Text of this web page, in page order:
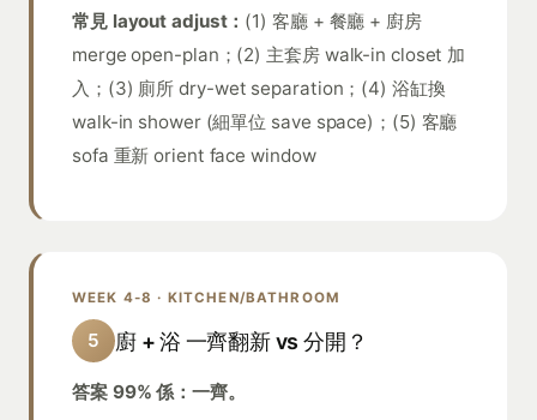
常見 layout adjust： (1) 客廳 + 餐廳 + 廚房
merge open-plan；(2) 主套房 walk-in closet 加
入；(3) 廁所 dry-wet separation；(4) 浴缸換
walk-in shower (細單位 save space)；(5) 客廳
sofa 重新 orient face window
WEEK 4-8 · KITCHEN/BATHROOM
5 廚 + 浴 一齊翻新 vs 分開？
答案 99% 係：一齊。